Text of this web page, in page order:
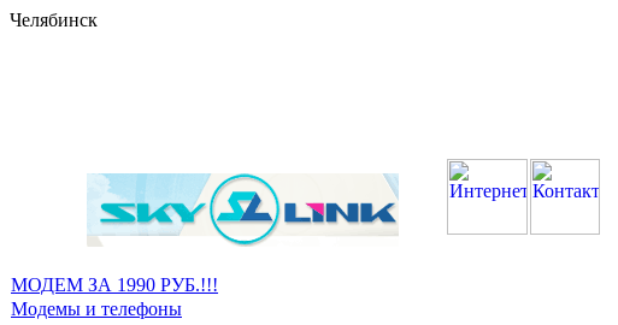
Челябинск
МОДЕМ ЗА 1990 РУБ.!!!
Модемы и телефоны